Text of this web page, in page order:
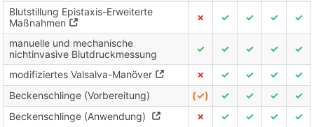
Blutstillung Epistaxis-Erweiterte
Maßnahmen
✗ ✓ ✓ ✓ ✓
manuelle und mechanische
nichtinvasive Blutdruckmessung
✓ ✓ ✓ ✓ ✓
modifiziertes Valsalva-Manöver ✗ ✓ ✓ ✓
✓
Beckenschlinge (Vorbereitung)
(✓) ✓ ✓ ✓
✓
Beckenschlinge (Anwendung)
✗ ✓ ✓ ✓
✓